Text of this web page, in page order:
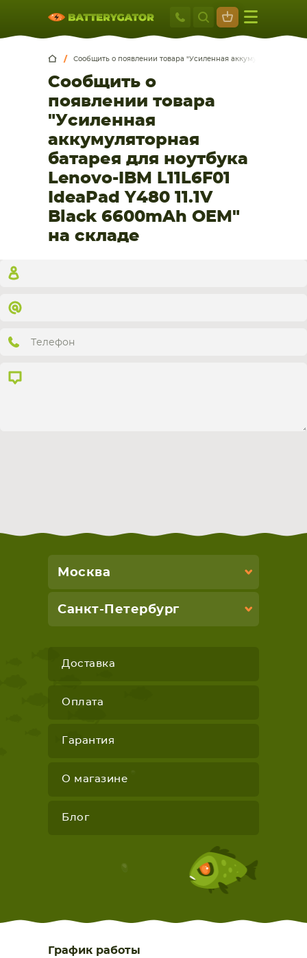
Москва
+7 495 414
г. Москва, ул. Ткацкая, 5с3 (м. Семеновская)
Обратный звонок
Пн-Вс:
9:00-21:00
смартфона, планшета
Сообщить о появлении товара "Усиленная аккумуляторная
Сообщить о
появлении товара
"Усиленная
аккумуляторная
батарея для ноутбука
Lenovo-IBM L11L6F01
IdeaPad Y480 11.1V
Black 6600mAh OEM"
на складе
Москва
Санкт-Петербург
Доставка
Оплата
Гарантия
О магазине
Блог
График работы